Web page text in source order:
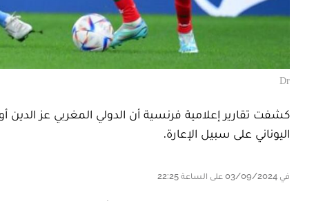
Dr
كشفت تقارير إعلامية فرنسية أن الدولي المغربي عز الدين
اليوناني على سبيل الإعارة.
في 03/09/2024 على الساعة 22:25